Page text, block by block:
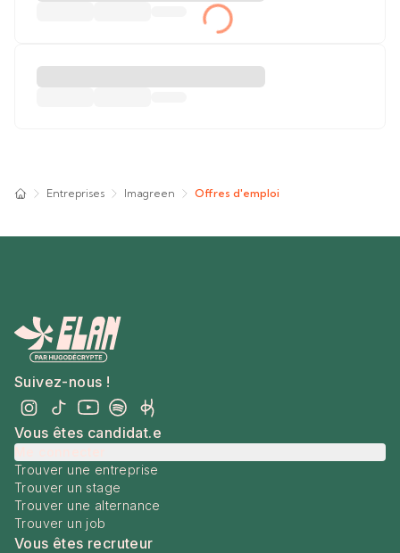
Entreprises Imagreen Offres d'emploi
Suivez-nous !
Vous êtes candidat.e
Trouver une entreprise
Trouver un stage
Trouver une alternance
Trouver un job
Vous êtes recruteur